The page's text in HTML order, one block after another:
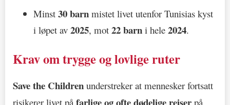
Minst 30 barn mistet livet utenfor Tunisias kyst
i løpet av 2025, mot 22 barn i hele 2024.
Krav om trygge og lovlige ruter
Save the Children understreker at mennesker fortsatt
risikerer livet på farlige og ofte dødelige reiser på